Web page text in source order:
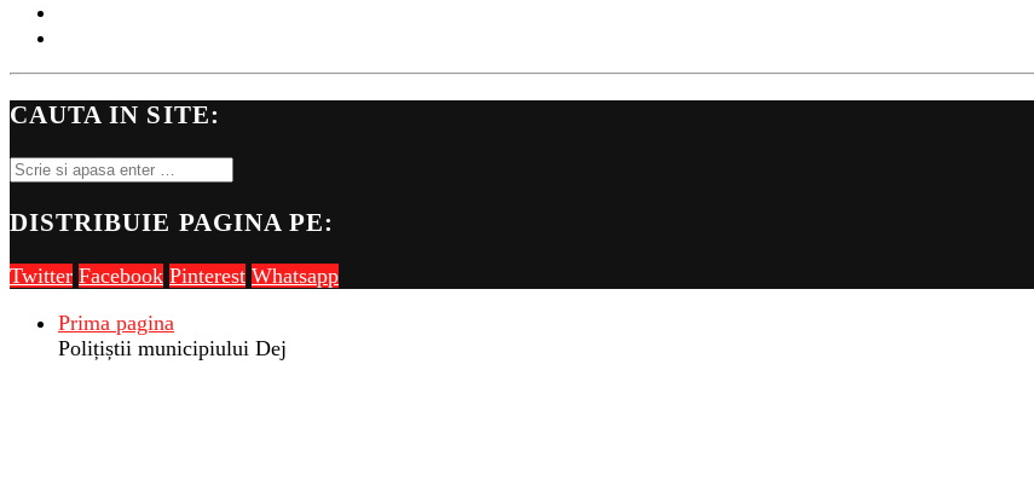
CAUTA IN SITE:
DISTRIBUIE PAGINA PE:
Twitter Facebook Pinterest Whatsapp
Prima pagina
Polițiștii municipiului Dej